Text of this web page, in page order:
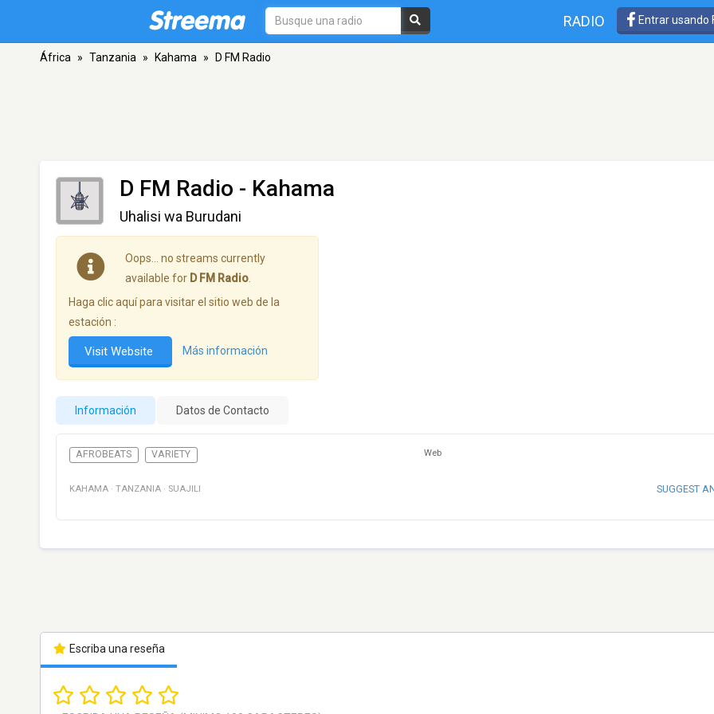
RADIO Entrar usando
África » Tanzania » Kahama » D FM Radio
D FM Radio - Kahama
Uhalisi wa Burudani
Oops… no streams currently
available for D FM Radio
Haga clic aquí para visitar el sitio web de la
estación :
Visit Website Más información
Información Datos de Contacto
AFROBEATS VARIETY Web
KAHAMA · TANZANIA · SUAJILI SUGGEST
Escriba una reseña